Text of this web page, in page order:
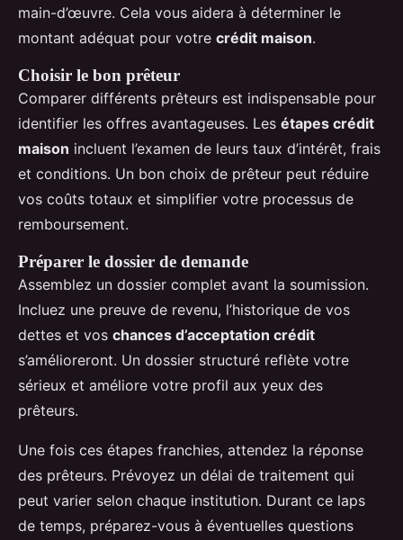
main-d’œuvre. Cela vous aidera à déterminer le
montant adéquat pour votre crédit maison.
Choisir le bon prêteur
Comparer différents prêteurs est indispensable pour
identifier les offres avantageuses. Les étapes crédit
maison incluent l’examen de leurs taux d’intérêt, frais
et conditions. Un bon choix de prêteur peut réduire
vos coûts totaux et simplifier votre processus de
remboursement.
Préparer le dossier de demande
Assemblez un dossier complet avant la soumission.
Incluez une preuve de revenu, l’historique de vos
dettes et vos chances d’acceptation crédit
s’amélioreront. Un dossier structuré reflète votre
sérieux et améliore votre profil aux yeux des
prêteurs.
Une fois ces étapes franchies, attendez la réponse
des prêteurs. Prévoyez un délai de traitement qui
peut varier selon chaque institution. Durant ce laps
de temps, préparez-vous à éventuelles questions